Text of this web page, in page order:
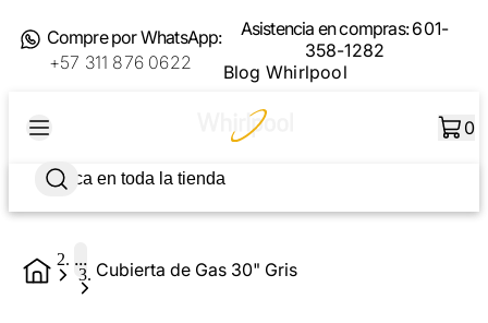
Compre por WhatsApp:
+57 311 876 0622
Asistencia en compras:601-
358-1282
Blog Whirlpool
0
... Cubierta de Gas 30" Gris